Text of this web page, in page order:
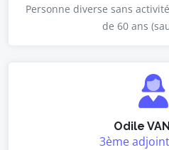
Personne diverse sans
de 60 ans
Odile
3ème